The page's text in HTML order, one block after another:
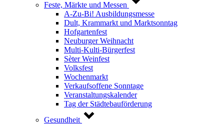
Feste, Märkte und Messen
A-Zu-Bi! Ausbildungsmesse
Dult, Krammarkt und Marktsonntag
Hofgartenfest
Neuburger Weihnacht
Multi-Kulti-Bürgerfest
Sèter Weinfest
Volksfest
Wochenmarkt
Verkaufsoffene Sonntage
Veranstaltungskalender
Tag der Städtebauförderung
Gesundheit